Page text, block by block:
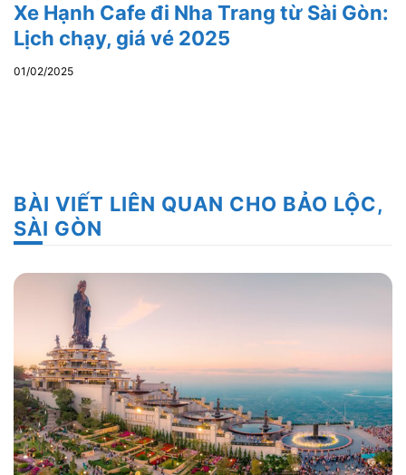
Xe Hạnh Cafe đi Nha Trang từ Sài Gòn:
Lịch chạy, giá vé 2025
01/02/2025
BÀI VIẾT LIÊN QUAN CHO BẢO LỘC,
SÀI GÒN